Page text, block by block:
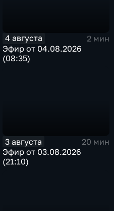
4 августа
2 мин
Эфир от 04.08.2026
(08:35)
3 августа
20 мин
Эфир от 03.08.2026
(21:10)